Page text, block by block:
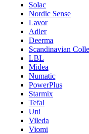
Solac
Nordic Sense
Lavor
Adler
Deerma
Scandinavian
LBL
Midea
Numatic
PowerPlus
Starmix
Tefal
Uni
Vileda
Viomi